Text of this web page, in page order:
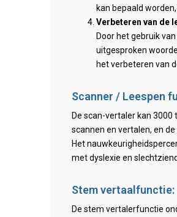
kan bepaald
Verbeteren van de
Door het gebruik
uitgesproken
het verbeteren van
Scanner / Leespen
De scan-vertaler kan
scannen en vertalen, en
Het
met dyslexie en
Stem vertaalfunctie:
De stem vertalerfunctie